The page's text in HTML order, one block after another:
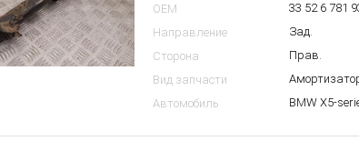
OEM
33 52 6 781
Направление
Зад.
Сторона
Прав.
Вид запчасти
Автомобиль
BMW X5-